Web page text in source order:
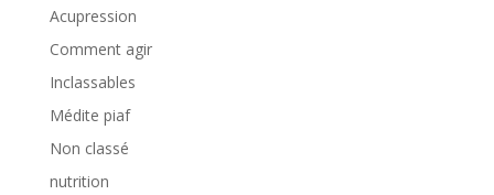
Acupression
Comment agir
Inclassables
Médite piaf
Non classé
nutrition